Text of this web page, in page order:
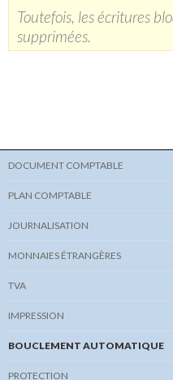
Toutefois, les écritures
supprimées.
DOCUMENT COMPTABLE
PLAN COMPTABLE
JOURNALISATION
MONNAIES ÉTRANGÈRES
TVA
IMPRESSION
BOUCLEMENT AUTOMATIQUE
PROTECTION